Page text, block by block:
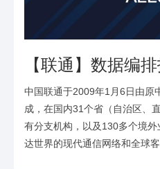
【联通】数据编
中国联通于2009年1月6日由原
成，在国内31个省（自治区、
有分支机构，以及130多个境
达世界的现代通信网络和全球客